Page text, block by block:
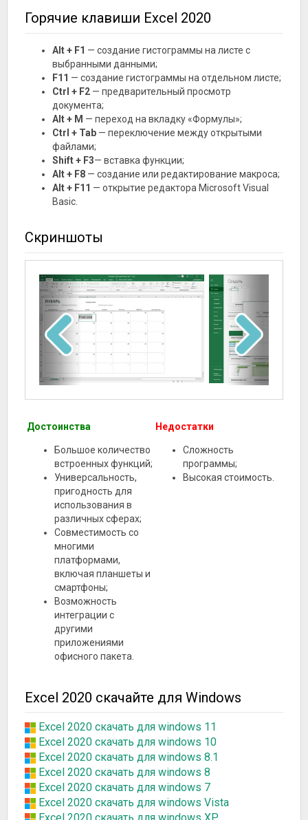
Горячие клавиши Excel 2020
Alt + F1 — создание гистограммы на листе с
выбранными данными;
F11 — создание гистограммы на отдельном листе;
Ctrl + F2 — предварительный просмотр
документа;
Alt + M — переход на вкладку «Формулы»;
Ctrl + Tab — переключение между открытыми
файлами;
Shift + F3— вставка функции;
Alt + F8 — создание или редактирование макроса;
Alt + F11 — открытие редактора Microsoft Visual
Basic.
Скриншоты
Достоинства
Большое количество
встроенных функций;
Универсальность,
пригодность для
использования в
различных сферах;
Совместимость со
многими
платформами,
включая планшеты и
смартфоны;
Возможность
интеграции с
другими
приложениями
офисного пакета.
Недостатки
Сложность
программы;
Высокая стоимость.
Excel 2020 скачайте для Windows
Excel 2020 скачать для windows 11
Excel 2020 скачать для windows 10
Excel 2020 скачать для windows 8.1
Excel 2020 скачать для windows 8
Excel 2020 скачать для windows 7
Excel 2020 скачать для windows Vista